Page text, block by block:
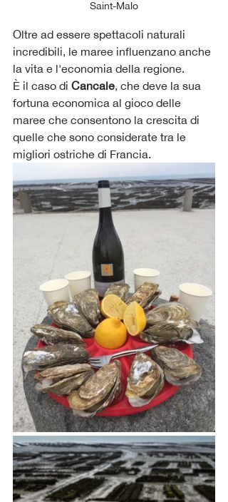
Saint-Malo
Oltre ad essere spettacoli naturali
incredibili, le maree influenzano anche
la vita e l'economia della regione.
È il caso di Cancale, che deve la sua
fortuna economica al gioco delle
maree che consentono la crescita di
quelle che sono considerate tra le
migliori ostriche di Francia.